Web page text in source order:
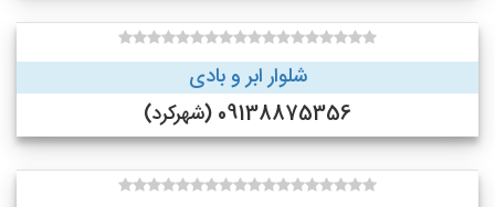
شلوار ابر و بادی
09138875356 (شهرکرد)